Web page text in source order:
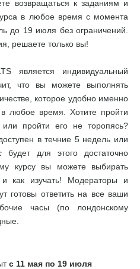
возвращаться к заданиям и
в любое время с момента
до 19 июля без ограничений.
решаете только вы!
является индивидуальный
что вы можете выполнять
которое удобно именно
любое время. Хотите пройти
пройти его не торопясь?
в течние 5 недель или
для этого достаточно
курсу вы можете выбирать
и как изучать! Модераторы и
готовы ответить на все ваши
часы (по лондонскому
с 11 мая по 19 июля